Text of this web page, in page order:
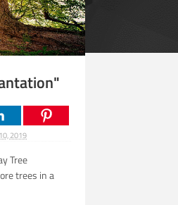
2019
Tree
trees in a